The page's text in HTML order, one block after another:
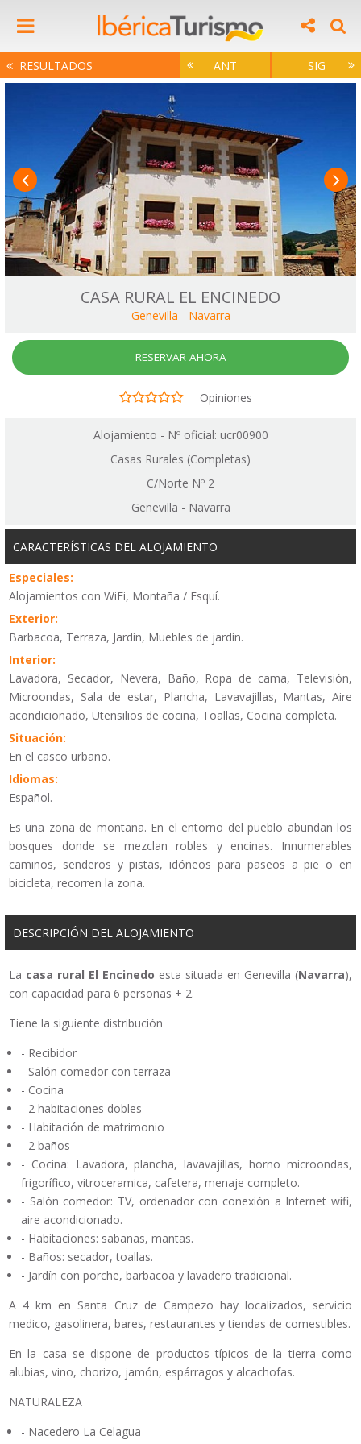
RESULTADOS ANT SIG
CASA RURAL EL ENCINEDO
Genevilla - Navarra
RESERVAR AHORA
Opiniones
Alojamiento - Nº oficial: ucr00900
Casas Rurales (Completas)
C/Norte Nº 2
Genevilla - Navarra
CARACTERÍSTICAS DEL ALOJAMIENTO
Especiales:
Alojamientos con WiFi, Montaña / Esquí.
Exterior:
Barbacoa, Terraza, Jardín, Muebles de jardín.
Interior:
Lavadora, Secador, Nevera, Baño, Ropa de cama, Televisión,
Microondas, Sala de estar, Plancha, Lavavajillas, Mantas, Aire
acondicionado, Utensilios de cocina, Toallas, Cocina completa.
Situación:
En el casco urbano.
Idiomas:
Español.
Es una zona de montaña. En el entorno del pueblo abundan los
bosques donde se mezclan robles y encinas. Innumerables
caminos, senderos y pistas, idóneos para paseos a pie o en
bicicleta, recorren la zona.
DESCRIPCIÓN DEL ALOJAMIENTO
La casa rural El Encinedo esta situada en Genevilla (Navarra),
con capacidad para 6 personas + 2.
Tiene la siguiente distribución
- Recibidor
- Salón comedor con terraza
- Cocina
- 2 habitaciones dobles
- Habitación de matrimonio
- 2 baños
- Cocina: Lavadora, plancha, lavavajillas, horno microondas,
frigorífico, vitroceramica, cafetera, menaje completo.
- Salón comedor: TV, ordenador con conexión a Internet wifi,
aire acondicionado.
- Habitaciones: sabanas, mantas.
- Baños: secador, toallas.
- Jardín con porche, barbacoa y lavadero tradicional.
A 4 km en Santa Cruz de Campezo hay localizados, servicio
medico, gasolinera, bares, restaurantes y tiendas de comestibles.
En la casa se dispone de productos típicos de la tierra como
alubias, vino, chorizo, jamón, espárragos y alcachofas.
NATURALEZA
- Nacedero La Celagua